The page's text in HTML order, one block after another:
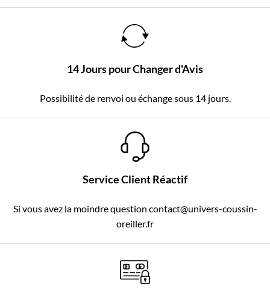
14 Jours pour Changer d'Avis
Possibilité de renvoi ou échange sous 14 jours.
Service Client Réactif
Si vous avez la moindre question contact@univers-coussin-
oreiller.fr